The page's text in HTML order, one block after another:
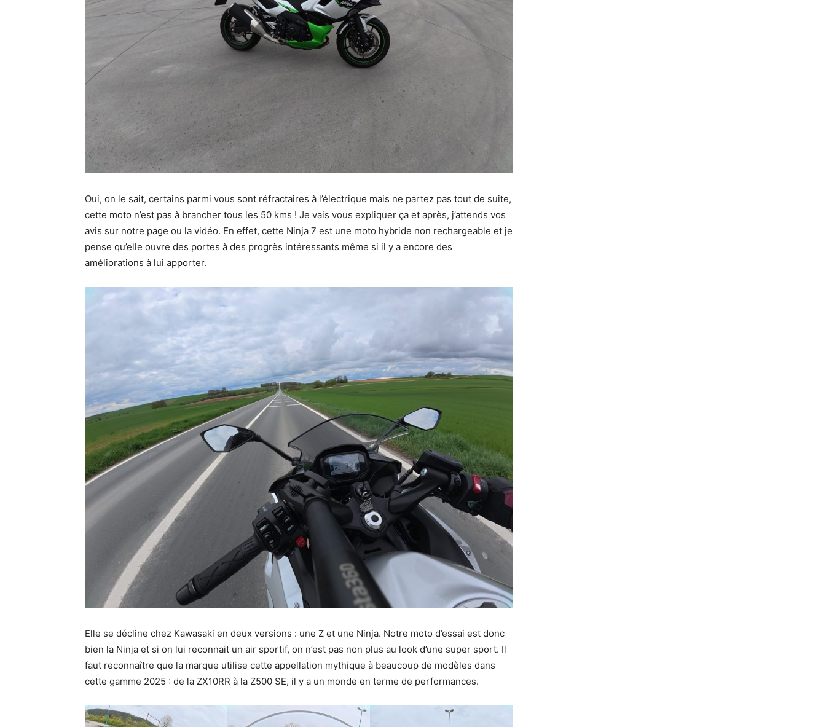
Oui, on le sait, certains parmi vous sont réfractaires à l’électrique mais ne partez pas tout de suite,
cette moto n’est pas à brancher tous les 50 kms ! Je vais vous expliquer ça et après, j’attends vos
avis sur notre page ou la vidéo. En effet, cette Ninja 7 est une moto hybride non rechargeable et je
pense qu’elle ouvre des portes à des progrès intéressants même si il y a encore des
améliorations à lui apporter.
Elle se décline chez Kawasaki en deux versions : une Z et une Ninja. Notre moto d’essai est donc
bien la Ninja et si on lui reconnait un air sportif, on n’est pas non plus au look d’une super sport. Il
faut reconnaître que la marque utilise cette appellation mythique à beaucoup de modèles dans
cette gamme 2025 : de la ZX10RR à la Z500 SE, il y a un monde en terme de performances.